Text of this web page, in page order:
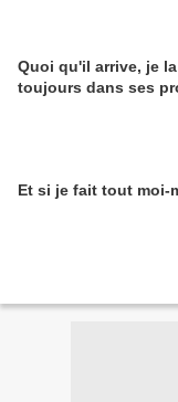
Quoi qu'il arrive, je
toujours dans ses
Et si je fait tout moi-